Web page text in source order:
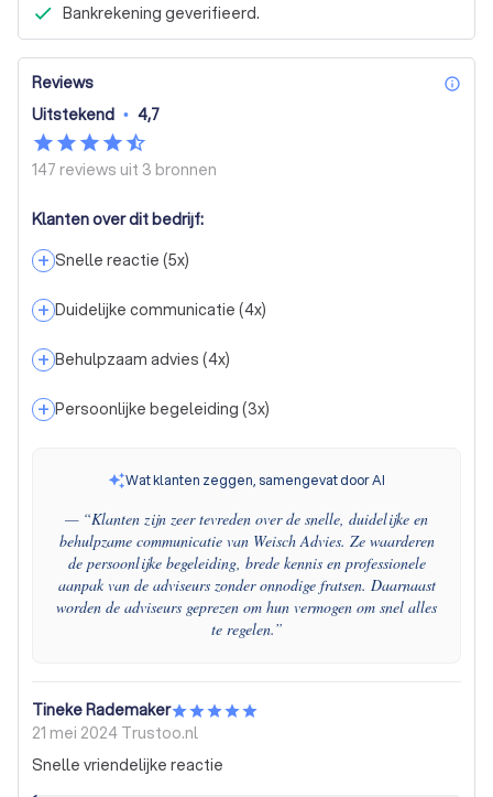
Bankrekening geverifieerd.
Reviews
Uitstekend • 4,7
147 reviews uit 3 bronnen
Klanten over dit bedrijf:
+ Snelle reactie (5x)
+ Duidelijke communicatie (4x)
+ Behulpzaam advies (4x)
+ Persoonlijke begeleiding (3x)
Wat klanten zeggen, samengevat door AI
— “Klanten zijn zeer tevreden over de snelle, duidelijke en
behulpzame communicatie van Weisch Advies. Ze waarderen
de persoonlijke begeleiding, brede kennis en professionele
aanpak van de adviseurs zonder onnodige fratsen. Daarnaast
worden de adviseurs geprezen om hun vermogen om snel alles
te regelen.”
Tineke Rademaker
21 mei 2024 Trustoo.nl
Snelle vriendelijke reactie